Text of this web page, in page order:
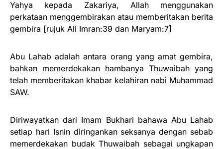
Yahya kepada Zakariya, Allah menggunakan
perkataan menggembirakan atau memberitakan berita
gembira [rujuk Ali Imran:39 dan Maryam:7]
Abu Lahab adalah antara orang yang amat gembira,
bahkan memerdekakan hambanya Thuwaibah yang
telah memberitakan khabar kelahiran nabi Muhammad
SAW.
Diriwayatkan dari Imam Bukhari bahawa Abu Lahab
setiap hari Isnin diringankan seksanya dengan sebab
memerdekakan budak Thuwaibah sebagai ungkapan